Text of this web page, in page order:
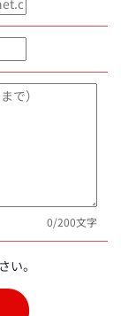
0/200文字
い。